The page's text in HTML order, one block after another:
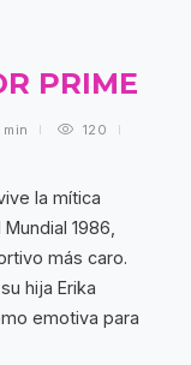
PRIME
min 120
la mítica
1986,
más caro.
hija Erika
emotiva para